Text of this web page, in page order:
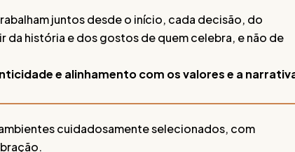
juntos desde o início, cada decisão, do
da história e dos gostos de quem celebra, e não de
e alinhamento com os valores e a
cuidadosamente selecionados, com